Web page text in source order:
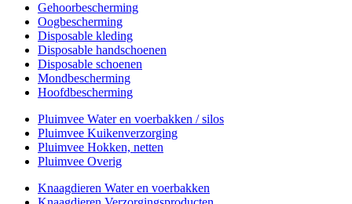
Gehoorbescherming
Oogbescherming
Disposable kleding
Disposable handschoenen
Disposable schoenen
Mondbescherming
Hoofdbescherming
Pluimvee Water en voerbakken / silos
Pluimvee Kuikenverzorging
Pluimvee Hokken, netten
Pluimvee Overig
Knaagdieren Water en voerbakken